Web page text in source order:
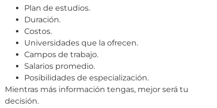
Plan de estudios.
Duración.
Costos.
Universidades que la ofrecen.
Campos de trabajo.
Salarios promedio.
Posibilidades de especialización.
Mientras más información tengas, mejor será tu
decisión.